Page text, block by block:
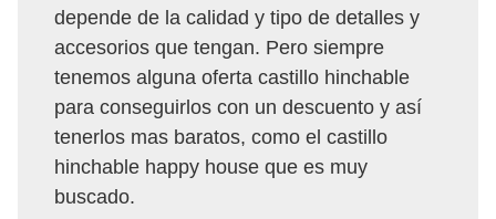
depende de la calidad y tipo de detalles y
accesorios que tengan. Pero siempre
tenemos alguna oferta castillo hinchable
para conseguirlos con un descuento y así
tenerlos mas baratos, como el castillo
hinchable happy house que es muy
buscado.